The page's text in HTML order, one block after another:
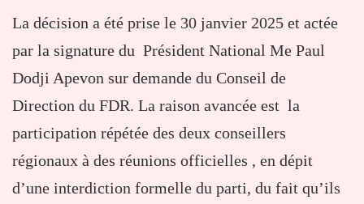
La décision a été prise le 30 janvier 2025 et actée
par la signature du Président National Me Paul
Dodji Apevon sur demande du Conseil de
Direction du FDR. La raison avancée est la
participation répétée des deux conseillers
régionaux à des réunions officielles , en dépit
d’une interdiction formelle du parti, du fait qu’ils